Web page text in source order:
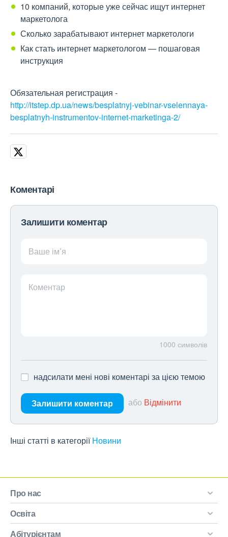
10 компаний, которые уже сейчас ищут интернет
маркетолога
Сколько зарабатывают интернет маркетологи
Как стать интернет маркетологом — пошаговая
инструкция
Обязательная регистрация -
http://itstep.dp.ua/news/besplatnyj-vebinar-vselennaya-
besplatnyh-instrumentov-internet-marketinga-2/
Коментарі
Залишити коментар
Ваше ім’я
Коментар
1000 символів
надсилати мені нові коментарі за цією темою
Залишити коментар або Відмінити
Інші статті в категорії Новини
Про нас
Освіта
Абітурієнтам